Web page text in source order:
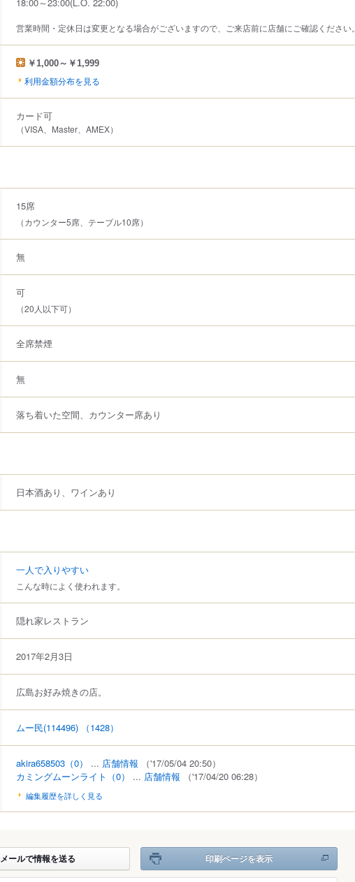
営業時間・定休日は変更となる場合がございますので、ご来店前に店舗にご確認ください。
￥1,000～￥1,999
利用金額分布を見る
カード可
（VISA、Master、AMEX）
15席
（カウンター5席、テーブル10席）
無
可
（20人以下可）
全席禁煙
無
落ち着いた空間、カウンター席あり
日本酒あり、ワインあり
一人で入りやすい
こんな時によく使われます。
隠れ家レストラン
2017年2月3日
広島お好み焼きの店。
ムー民(114496) （1428）
akira658503 （0） ... 店舗情報
（'17/05/04 20:50）
カミングムーンライト （0） ... 店舗情報 （'17/04/20 06:28）
編集履歴を詳しく見る
メールで情報を送る 印刷ページを表示